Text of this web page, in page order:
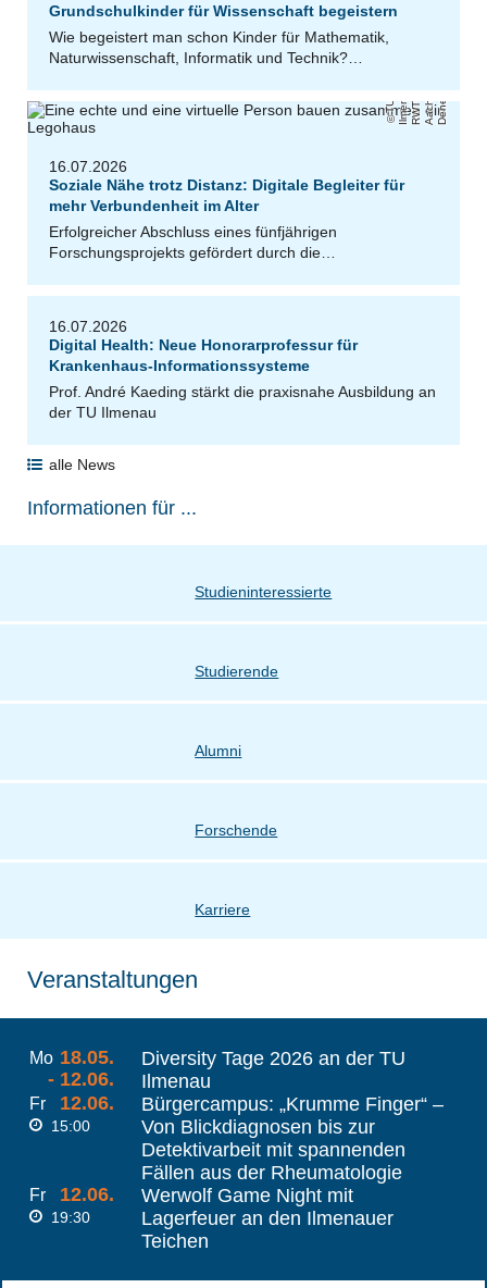
Grundschulkinder für Wissenschaft begeistern
Wie begeistert man schon Kinder für Mathematik,
Naturwissenschaft, Informatik und Technik?…
T
U
Il
m
e
n a
u,
R
W
T H
A
a
c
h e
n/
Ul
ri k
D
e
n
e k
e n
16.07.2026
Soziale Nähe trotz Distanz: Digitale Begleiter für
mehr Verbundenheit im Alter
Erfolgreicher Abschluss eines fünfjährigen
Forschungsprojekts gefördert durch die…
16.07.2026
Digital Health: Neue Honorarprofessur für
Krankenhaus-Informationssysteme
Prof. André Kaeding stärkt die praxisnahe Ausbildung an
der TU Ilmenau
alle News
Informationen für ...
Studieninteressierte
Studierende
Alumni
Forschende
Karriere
Veranstaltungen
Mo 18.05.
- 12.06.
Diversity Tage 2026 an der TU
Ilmenau
Fr 12.06.
15:00
Bürgercampus: „Krumme Finger“ –
Von Blickdiagnosen bis zur
Detektivarbeit mit spannenden
Fällen aus der Rheumatologie
Fr 12.06.
19:30
Werwolf Game Night mit
Lagerfeuer an den Ilmenauer
Teichen